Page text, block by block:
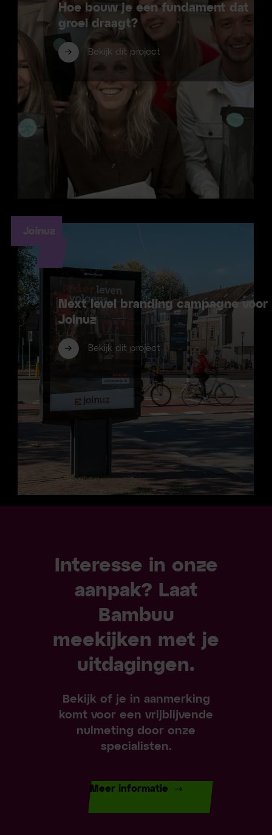
Hoe bouw je een fundament dat
groei draagt?
Bekijk dit project
Next level branding campagne voor
Joinuz
Bekijk dit project
Joinuz
Interesse in onze
aanpak? Laat
Bambuu
meekijken met je
uitdagingen.
Bekijk of je in aanmerking
komt voor een vrijblijvende
nulmeting door onze
specialisten.
Meer informatie